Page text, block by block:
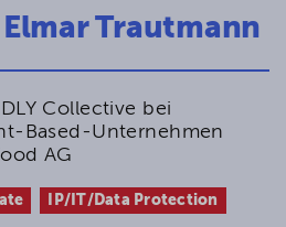
Trautmann
Collective bei
Based-Unternehmen
AG
IP/IT/Data Protection